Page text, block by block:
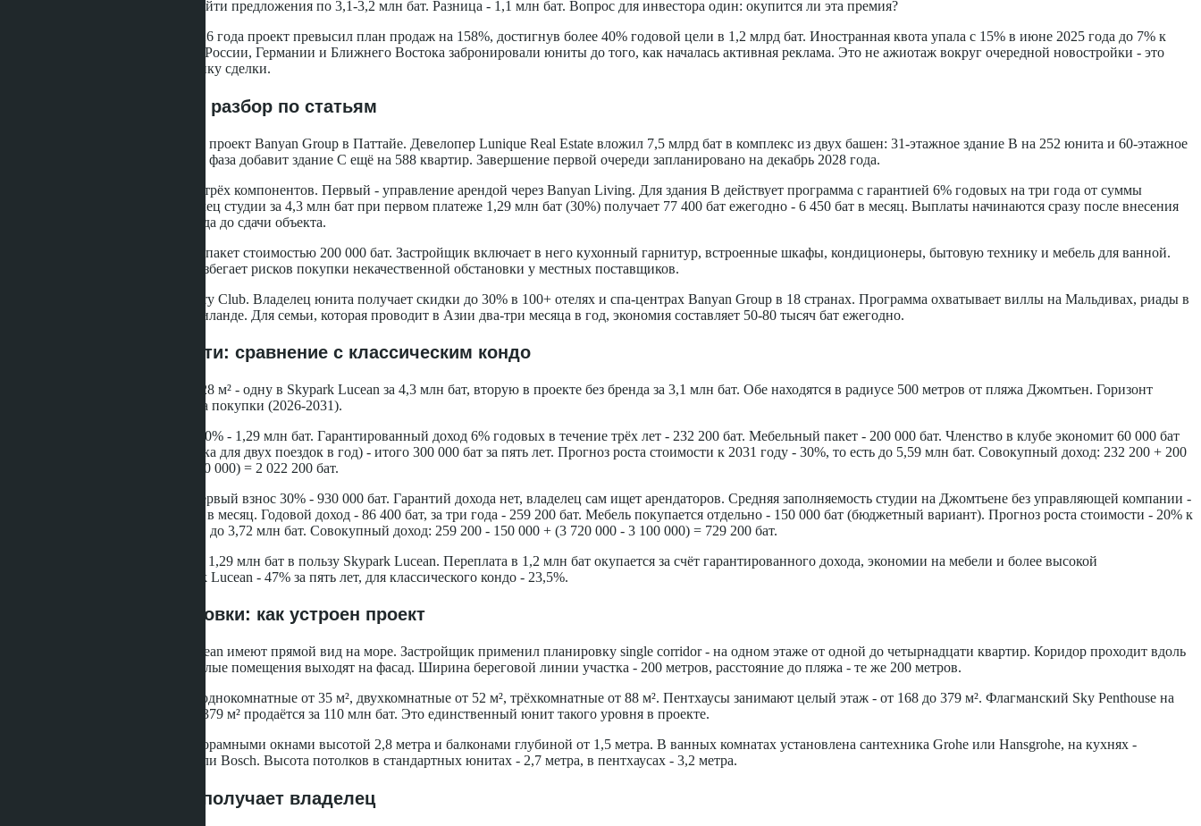
второй линии от моря можно найти предложения по 3,1-3,2 млн бат. Разница - 1,1 млн бат. Вопрос для инвестора один: окупится ли эта премия?
По итогам первого квартала 2026 года проект превысил план продаж на 158%, достигнув более 40% годовой цели в 1,2 млрд бат. Иностранная квота упала с 15% в июне 2025 года до 7% к
апрелю 2026-го. Покупатели из России, Германии и Ближнего Востока забронировали юниты до того, как началась активная реклама. Это не ажиотаж вокруг очередной новостройки - это
реакция на конкретную экономику сделки.
Что входит в премию: разбор по статьям
Skypark Lucean Jomtien - первый проект Banyan Group в Паттайе. Девелопер Lunique Real Estate вложил 7,5 млрд бат в комплекс из двух башен: 31-этажное здание B на 252 юнита и 60-этажное
здание A на 647 юнитов. Вторая фаза добавит здание C ещё на 588 квартир. Завершение первой очереди запланировано на декабрь 2028 года.
Премия к цене складывается из трёх компонентов. Первый - управление арендой через Banyan Living. Для здания B действует программа с гарантией 6% годовых на три года от суммы
первоначального взноса. Владелец студии за 4,3 млн бат при первом платеже 1,29 млн бат (30%) получает 77 400 бат ежегодно - 6 450 бат в месяц. Выплаты начинаются сразу после внесения
депозита, за два с половиной года до сдачи объекта.
Второй компонент - мебельный пакет стоимостью 200 000 бат. Застройщик включает в него кухонный гарнитур, встроенные шкафы, кондиционеры, бытовую технику и мебель для ванной.
Покупатель экономит время и избегает рисков покупки некачественной обстановки у местных поставщиков.
Третий - членство в The Sanctuary Club. Владелец юнита получает скидки до 30% в 100+ отелях и спа-центрах Banyan Group в 18 странах. Программа охватывает виллы на Мальдивах, риады в
Марокко, курорты в Китае и Таиланде. Для семьи, которая проводит в Азии два-три месяца в год, экономия составляет 50-80 тысяч бат ежегодно.
Математика доходности: сравнение с классическим кондо
Возьмём две студии площадью 28 м² - одну в Skypark Lucean за 4,3 млн бат, вторую в проекте без бренда за 3,1 млн бат. Обе находятся в радиусе 500 метров от пляжа Джомтьен. Горизонт
инвестиции - пять лет с момента покупки (2026-2031).
Skypark Lucean. Первый взнос 30% - 1,29 млн бат. Гарантированный доход 6% годовых в течение трёх лет - 232 200 бат. Мебельный пакет - 200 000 бат. Членство в клубе экономит 60 000 бат
ежегодно (консервативная оценка для двух поездок в год) - итого 300 000 бат за пять лет. Прогноз роста стоимости к 2031 году - 30%, то есть до 5,59 млн бат. Совокупный доход: 232 200 + 200
000 + 300 000 + (5 590 000 - 4 300 000) = 2 022 200 бат.
Классический кондоминиум. Первый взнос 30% - 930 000 бат. Гарантий дохода нет, владелец сам ищет арендаторов. Средняя заполняемость студии на Джомтьене без управляющей компании -
60% в год при ставке 12 000 бат в месяц. Годовой доход - 86 400 бат, за три года - 259 200 бат. Мебель покупается отдельно - 150 000 бат (бюджетный вариант). Прогноз роста стоимости - 20% к
), до 3,72 млн бат. Совокупный доход: 259 200 - 150 000 + (3 720 000 - 3 100 000) = 729 200 бат.
Разница в абсолютных цифрах - 1,29 млн бат в пользу Skypark Lucean. Переплата в 1,2 млн бат окупается за счёт гарантированного дохода, экономии на мебели и более высокой
капитализации. ROI для Skypark Lucean - 47% за пять лет, для классического кондо - 23,5%.
Архитектура и планировки: как устроен проект
Все 1 487 юнитов в Skypark Lucean имеют прямой вид на море. Застройщик применил планировку single corridor - на одном этаже от одной до четырнадцати квартир. Коридор проходит вдоль
внутренней стороны здания, жилые помещения выходят на фасад. Ширина береговой линии участка - 200 метров, расстояние до пляжа - те же 200 метров.
Типы юнитов: студии от 28 м², однокомнатные от 35 м², двухкомнатные от 52 м², трёхкомнатные от 88 м². Пентхаусы занимают целый этаж - от 168 до 379 м². Флагманский Sky Penthouse на
54-м этаже здания A площадью 379 м² продаётся за 110 млн бат. Это единственный юнит такого уровня в проекте.
Все квартиры оборудованы панорамными окнами высотой 2,8 метра и балконами глубиной от 1,5 метра. В ванных комнатах установлена сантехника Grohe или Hansgrohe, на кухнях -
встроенная техника Electrolux или Bosch. Высота потолков в стандартных юнитах - 2,7 метра, в пентхаусах - 3,2 метра.
Инфраструктура: что получает владелец